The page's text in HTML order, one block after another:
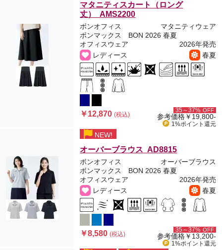
マタニティスカート（ロング
丈） AMS2200
ボンオフィス
マタニティウェア
ボンマックス BON 2026 春夏
オフィスウェア
2026年発売
レディース
春夏
￥12,870(税込)
35～37% OFF
参考価格￥19,800-
1%ポイント 還元
NEW!
オーバーブラウス AD8815
ボンオフィス
オーバーブラウス
ボンマックス BON 2026 春夏
オフィスウェア
2026年発売
レディース
春夏
￥8,580(税込)
35～37% OFF
参考価格￥13,200-
1%ポイント 還元